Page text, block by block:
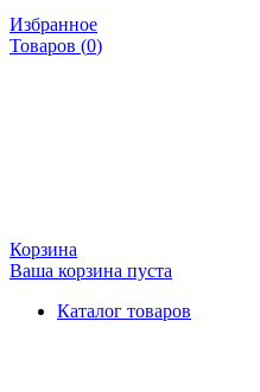
Избранное
Товаров (0)
Корзина
Ваша корзина пуста
Каталог товаров